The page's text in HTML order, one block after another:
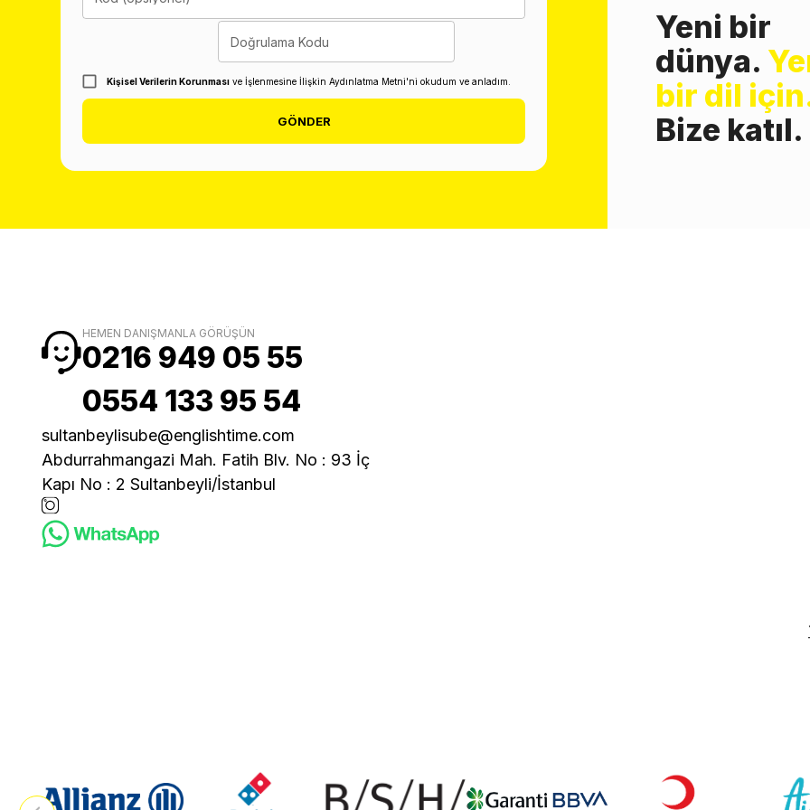
Doğrulama Kodu
Kişisel Verilerin Korunması ve İşlenmesine İlişkin Aydınlatma Metni'ni okudum ve anladım.
GÖNDER
Yeni bir
dünya.
bir dil
Bize katıl.
HEMEN DANIŞMANLA GÖRÜŞÜN
0216 949 05 55
0554 133 95 54
sultanbeylisube@englishtime.com
Abdurrahmangazi Mah. Fatih Blv. No : 93 İç
Kapı No : 2 Sultanbeyli/İstanbul